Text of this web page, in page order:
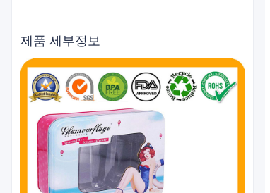
제품 세부정보